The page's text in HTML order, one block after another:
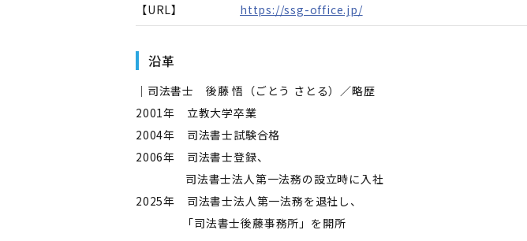
【URL】 https://ssg-office.jp/
沿革
｜司法書士 後藤 悟（ごとう さとる）／略歴
2001年 立教大学卒業
2004年 司法書士試験合格
2006年 司法書士登録、
司法書士法人第一法務の設立時に入社
2025年 司法書士法人第一法務を退社し、
「司法書士後藤事務所」を開所